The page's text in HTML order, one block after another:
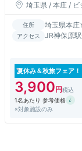
埼玉県 / 本庄 / ビ
住所 埼玉県本庄
アクセス
JR神保原
夏休み＆秋旅フェア！
3,900
1名あたり 参考価格
※対象施設のみ